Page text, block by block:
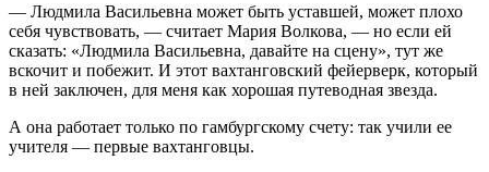
— Людмила Васильевна может быть уставшей, может плохо
себя чувствовать, — считает Мария Волкова, — но если ей
сказать: «Людмила Васильевна, давайте на сцену», тут же
вскочит и побежит. И этот вахтанговский фейерверк, который
в ней заключен, для меня как хорошая путеводная звезда.
А она работает только по гамбургскому счету: так учили ее
учителя — первые вахтанговцы.